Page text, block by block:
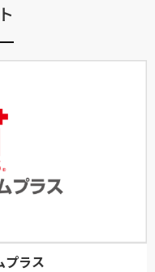
プラス